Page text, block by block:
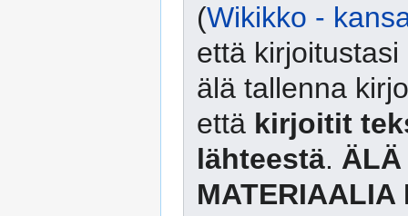
(Wikikko -
että
älä tallenna
että kirjoitit
lähteestä. ÄLÄ
MATERIAALIA